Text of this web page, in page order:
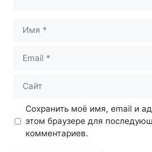
Имя
Email
Сайт
Сохранить моё имя, email и
этом браузере для
комментариев.